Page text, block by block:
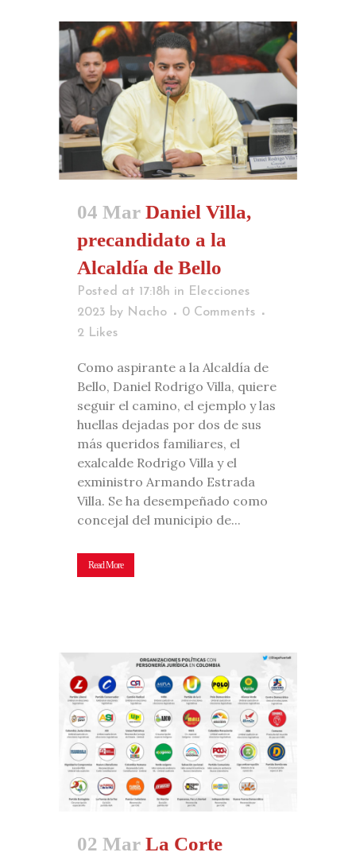
04 Mar Daniel Villa,
precandidato a la
Alcaldía de Bello
Posted at 17:18h in Elecciones
2023 by Nacho
0 Comments
2 Likes
Como aspirante a la Alcaldía de
Bello, Daniel Rodrigo Villa, quiere
seguir el camino, el ejemplo y las
huellas dejadas por dos de sus
más queridos familiares, el
exalcalde Rodrigo Villa y el
exministro Armando Estrada
Villa. Se ha desempeñado como
concejal del municipio de...
Read More
02 Mar La Corte